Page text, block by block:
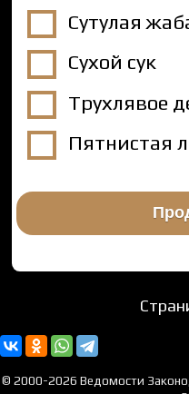
Сутулая
Сухой сук
Трухлявое
Пятнистая
© 2000-2026 Ведомости